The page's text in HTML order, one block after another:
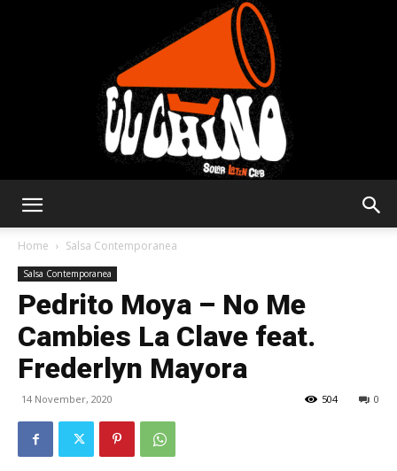
Latin
Club
Home Salsa Contemporanea
Salsa Contemporanea
Pedrito Moya – No Me
Cambies La Clave feat.
Frederlyn Mayora
14 November, 2020 0
504